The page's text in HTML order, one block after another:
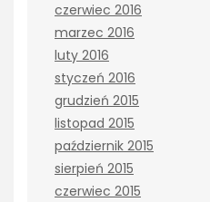
czerwiec 2016
marzec 2016
luty 2016
styczeń 2016
grudzień 2015
listopad 2015
październik 2015
sierpień 2015
czerwiec 2015